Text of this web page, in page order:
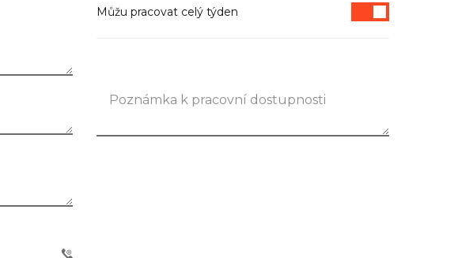
Můžu pracovat celý týden